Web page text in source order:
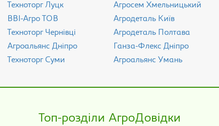
Техноторг Луцк
ВВІ-Агро ТОВ
Техноторг Чернівці
Агроальянс Дніпро
Техноторг Суми
Агросем Хмельницький
Агродеталь Київ
Агродеталь Полтава
Ганза-Флекс Дніпро
Агроальянс Умань
Топ-розділи АгроДовідки